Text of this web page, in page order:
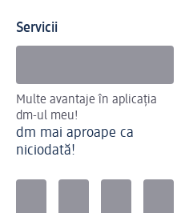
Servicii
Multe avantaje în aplicația
dm-ul meu!
dm mai aproape ca
niciodată!